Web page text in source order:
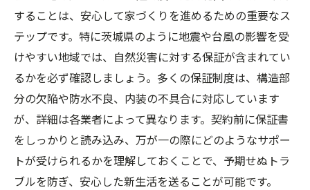
することは、安心して家づくりを進めるための重要なス
テップです。特に茨城県のように地震や台風の影響を受
けやすい地域では、自然災害に対する保証が含まれてい
るかを必ず確認しましょう。多くの保証制度は、構造部
分の欠陥や防水不良、内装の不具合に対応しています
が、詳細は各業者によって異なります。契約前に保証書
をしっかりと読み込み、万が一の際にどのようなサポー
トが受けられるかを理解しておくことで、予期せぬトラ
ブルを防ぎ、安心した新生活を送ることが可能です。